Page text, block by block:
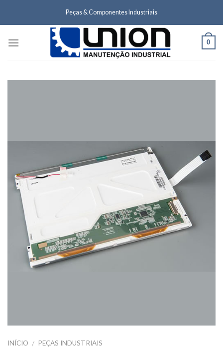
Peças & Componentes Industriais
0
INÍCIO / PEÇAS INDUSTRIAIS